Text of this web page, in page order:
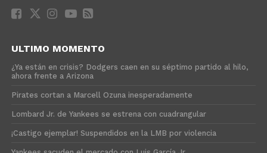
ULTIMO MOMENTO
¿Ya están en crisis? Dodgers caen en su séptimo partido al hilo,
ahora frente a Arizona
Pirates cortan a Marcell Ozuna inesperadamente
Lombard Jr. de Yankees se estrena con cuadrangular
¡Castigo ejemplar! Suspendidos en la LMB por violencia